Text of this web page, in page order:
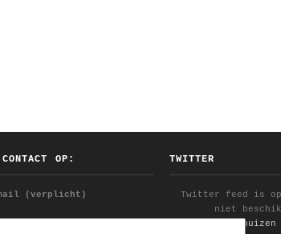
OP:
mail (verplicht)
TWITTER
Twitter feed is op
niet
Follow @YDijkhuizen